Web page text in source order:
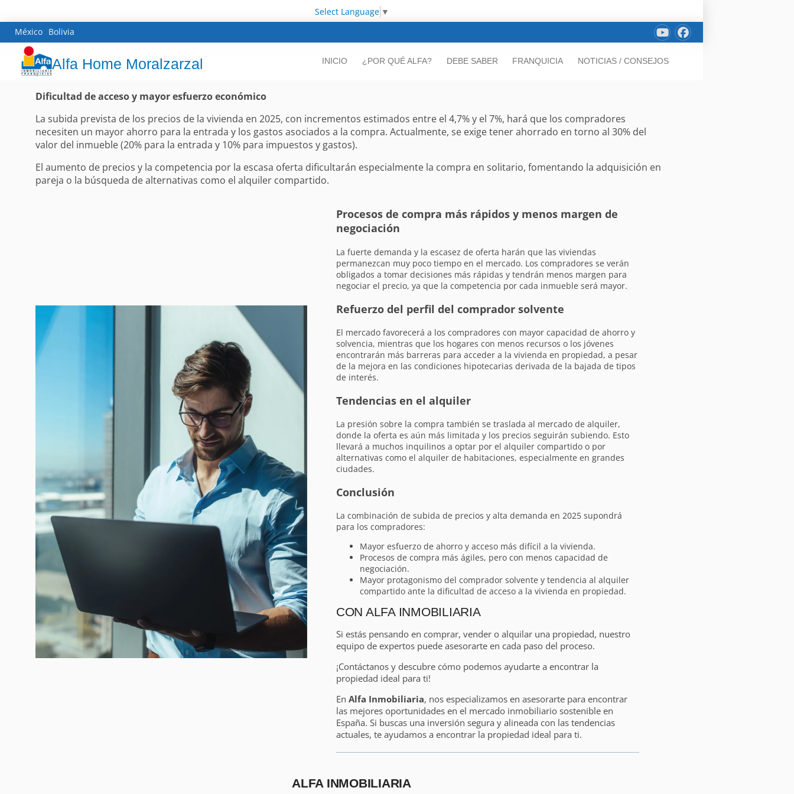
Select Language ▼
México Bolivia
Alfa Home Moralzarzal INICIO ¿POR QUÉ ALFA? DEBE SABER FRANQUICIA NOTICIAS / CONSEJOS
Dificultad de acceso y mayor esfuerzo económico
La subida prevista de los precios de la vivienda en 2025, con incrementos estimados entre el 4,7% y el 7%, hará que los compradores
necesiten un mayor ahorro para la entrada y los gastos asociados a la compra. Actualmente, se exige tener ahorrado en torno al 30% del
valor del inmueble (20% para la entrada y 10% para impuestos y gastos).
El aumento de precios y la competencia por la escasa oferta dificultarán especialmente la compra en solitario, fomentando la adquisición en
pareja o la búsqueda de alternativas como el alquiler compartido.
Procesos de compra más rápidos y menos margen de
negociación
La fuerte demanda y la escasez de oferta harán que las viviendas
permanezcan muy poco tiempo en el mercado. Los compradores se verán
obligados a tomar decisiones más rápidas y tendrán menos margen para
negociar el precio, ya que la competencia por cada inmueble será mayor.
Refuerzo del perfil del comprador solvente
El mercado favorecerá a los compradores con mayor capacidad de ahorro y
solvencia, mientras que los hogares con menos recursos o los jóvenes
encontrarán más barreras para acceder a la vivienda en propiedad, a pesar
de la mejora en las condiciones hipotecarias derivada de la bajada de tipos
de interés.
Tendencias en el alquiler
La presión sobre la compra también se traslada al mercado de alquiler,
donde la oferta es aún más limitada y los precios seguirán subiendo. Esto
llevará a muchos inquilinos a optar por el alquiler compartido o por
alternativas como el alquiler de habitaciones, especialmente en grandes
ciudades.
Conclusión
La combinación de subida de precios y alta demanda en 2025 supondrá
para los compradores:
Mayor esfuerzo de ahorro y acceso más difícil a la vivienda.
Procesos de compra más ágiles, pero con menos capacidad de
negociación.
Mayor protagonismo del comprador solvente y tendencia al alquiler
compartido ante la dificultad de acceso a la vivienda en propiedad.
CON ALFA INMOBILIARIA
Si estás pensando en comprar, vender o alquilar una propiedad, nuestro
equipo de expertos puede asesorarte en cada paso del proceso.
¡Contáctanos y descubre cómo podemos ayudarte a encontrar la
propiedad ideal para ti!
En Alfa Inmobiliaria, nos especializamos en asesorarte para encontrar
las mejores oportunidades en el mercado inmobiliario sostenible en
España. Si buscas una inversión segura y alineada con las tendencias
actuales, te ayudamos a encontrar la propiedad ideal para ti.
ALFA INMOBILIARIA